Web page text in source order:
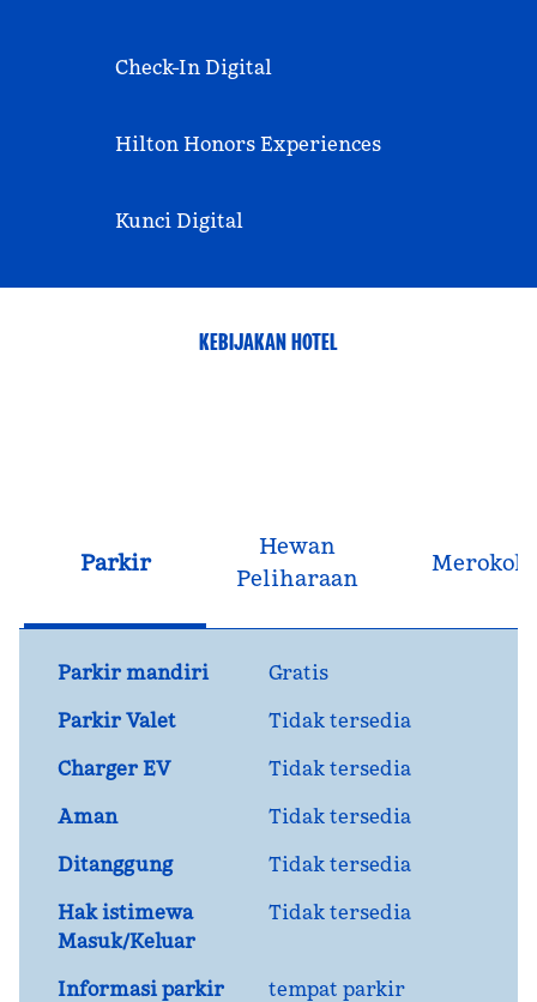
Check-In Digital
Hilton Honors Experiences
Kunci Digital
KEBIJAKAN HOTEL
Parkir
Hewan
Peliharaan
Merokok
Parkir mandiri
Gratis
Parkir Valet
Tidak tersedia
Charger EV
Tidak tersedia
Aman
Tidak tersedia
Ditanggung
Tidak tersedia
Hak istimewa
Masuk/Keluar
Tidak tersedia
Informasi parkir
tempat parkir